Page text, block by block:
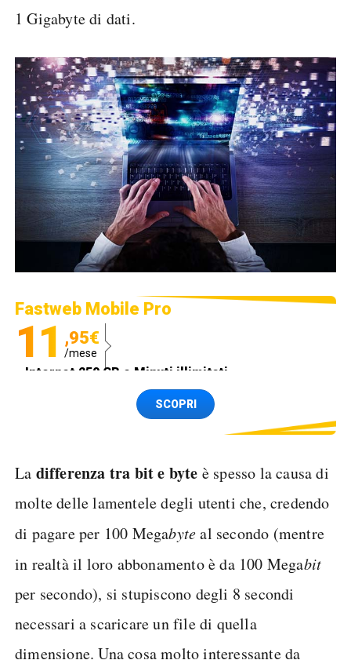
1 Gigabyte di dati.
Fastweb Mobile Pro
11 ,95€
/mese
Internet 250 GB e Minuti illimitati
Spedizione SIM GRATISSCOPRI
La differenza tra bit e byte è spesso la causa di
molte delle lamentele degli utenti che, credendo
di pagare per 100 Megabyteal secondo (mentre
in realtà il loro abbonamento è da 100 Megabit
per secondo), si stupiscono degli 8 secondi
necessari a scaricare un file di quella
dimensione. Una cosa molto interessante da